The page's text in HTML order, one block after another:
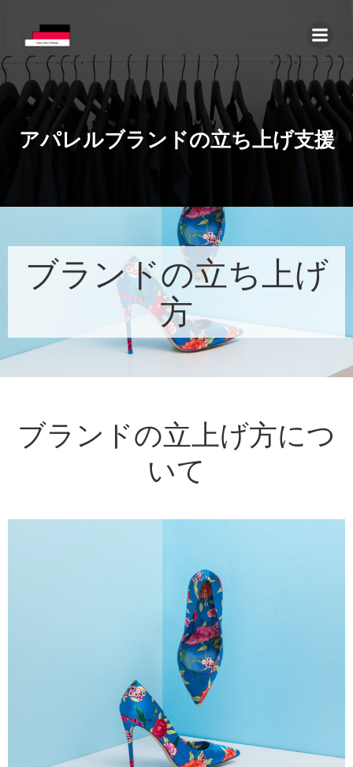
ン
ツ
へ
キ
アパレルブランドの立ち上げ支援
ブランドの立ち上げ
方
ブランドの立上げ方につ
いて